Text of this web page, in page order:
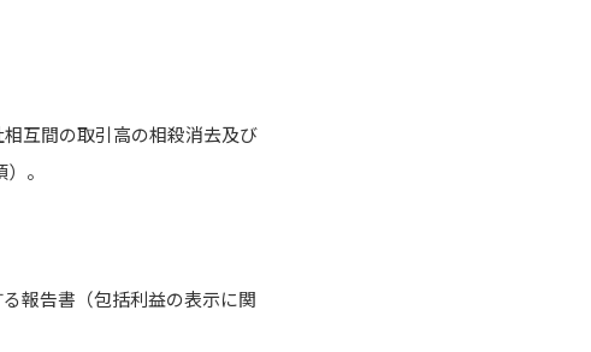
互間の取引高の相殺消去及び
。
報告書（包括利益の表示に関